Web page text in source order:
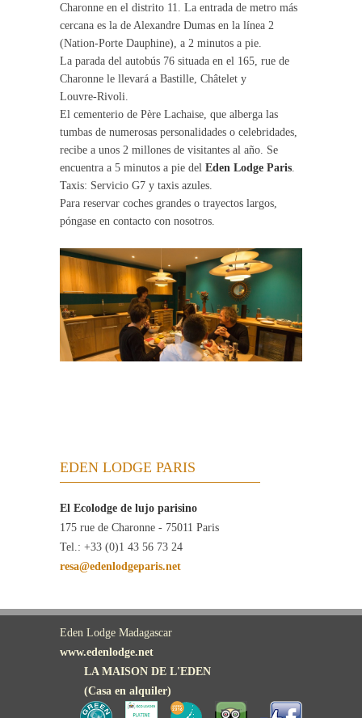
Charonne en el distrito 11. La entrada de metro más
cercana es la de Alexandre Dumas en la línea 2
(Nation-Porte Dauphine), a 2 minutos a pie.
La parada del autobús 76 situada en el 165, rue de
Charonne le llevará a Bastille, Châtelet y
Louvre-Rivoli.
El cementerio de Père Lachaise, que alberga las
tumbas de numerosas personalidades o celebridades,
recibe a unos 2 millones de visitantes al año. Se
encuentra a 5 minutos a pie del Eden Lodge Paris
Taxis: Servicio G7 y taxis azules.
Para reservar coches grandes o trayectos largos,
póngase en contacto con nosotros.
EDEN LODGE PARIS
El Ecolodge de lujo parisino
175 rue de Charonne - 75011 Paris
Tel.: +33 (0)1 43 56 73 24
resa@edenlodgeparis.net
Eden Lodge Madagascar
www.edenlodge.net
LA MAISON DE L'EDEN
(Casa en alquiler)